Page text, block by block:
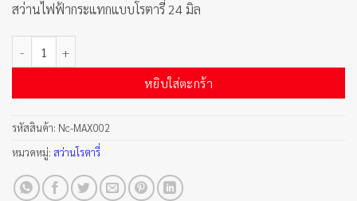
สว่านไฟฟ้ากระแทกแบบโรตารี่ 24 มิล
หยิบใส่ตะกร้า
รหัสสินค้า: Nc-MAX002
หมวดหมู่: สว่านโรตารี่